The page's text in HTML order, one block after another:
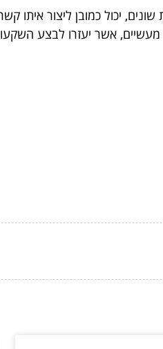
יכול כמובן ליצור איתו
אשר יעזרו לבצע